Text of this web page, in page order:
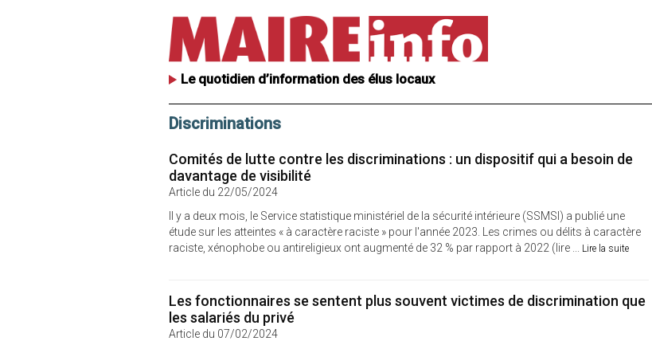
Le quotidien d’information des élus locaux
Discriminations
Comités de lutte contre les discriminations : un dispositif qui a besoin de
davantage de visibilité
Article du 22/05/2024
Il y a deux mois, le Service statistique ministériel de la sécurité intérieure (SSMSI) a publié une
étude sur les atteintes « à caractère raciste » pour l'année 2023. Les crimes ou délits à caractère
raciste, xénophobe ou antireligieux ont augmenté de 32 % par rapport à 2022 (lire ...
Lire la suite
Les fonctionnaires se sentent plus souvent victimes de discrimination que
les salariés du privé
Article du 07/02/2024